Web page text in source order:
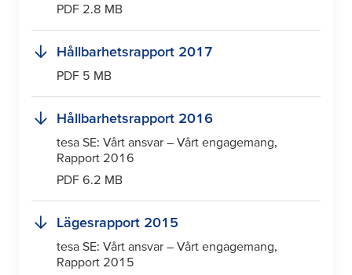
PDF 2.8 MB
Hållbarhetsrapport 2017
PDF 5 MB
Hållbarhetsrapport 2016
tesa SE: Vårt ansvar – Vårt engagemang,
Rapport 2016
PDF 6.2 MB
Lägesrapport 2015
tesa SE: Vårt ansvar – Vårt engagemang,
Rapport 2015